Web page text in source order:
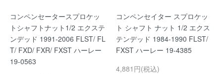
コンペンセータースプロケッ
トシャフトナット1/2 エクステ
ンデッド 1991-2006 FLST/ FL
T/ FXD/ FXR/ FXST ハーレー
19-0563
コンペンセイター スプロケッ
ト シャフト ナット 1/2 エクス
テンデッド 1984-1990 FLST/
FXST ハーレー 19-4385
4,881円(税込)